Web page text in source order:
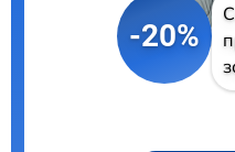
-20%